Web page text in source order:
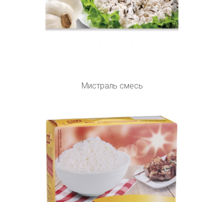
Мистраль смесь